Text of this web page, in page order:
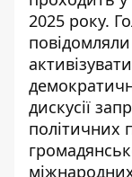
2025 року.
дискусії
політичних